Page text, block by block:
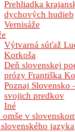
Prehliadka
dychových hudieb
Vernisáže
Výtvarná súťaž
Korkoša
Deň slovenskej
prózy Františka
Poznaj Slovensko
svojich predkov
Iné
omše v
jazyka